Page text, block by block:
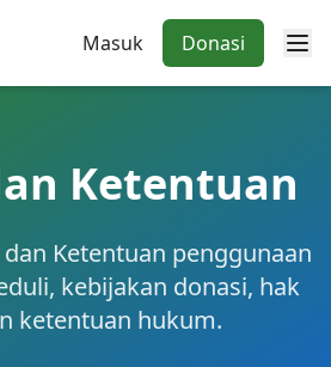
Masuk Donasi
Ketentuan
Ketentuan penggunaan
kebijakan donasi, hak
ketentuan hukum.